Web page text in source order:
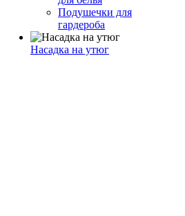
Подушечки для
гардероба
Насадка на утюг